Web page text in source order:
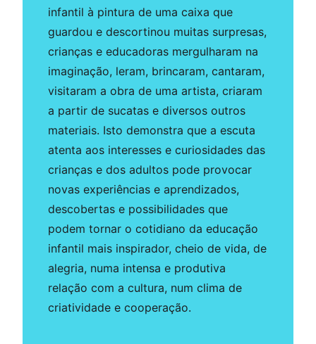
infantil à pintura de uma caixa que
guardou e descortinou muitas surpresas,
crianças e educadoras mergulharam na
imaginação, leram, brincaram, cantaram,
visitaram a obra de uma artista, criaram
a partir de sucatas e diversos outros
materiais. Isto demonstra que a escuta
atenta aos interesses e curiosidades das
crianças e dos adultos pode provocar
novas experiências e aprendizados,
descobertas e possibilidades que
podem tornar o cotidiano da educação
infantil mais inspirador, cheio de vida, de
alegria, numa intensa e produtiva
relação com a cultura, num clima de
criatividade e cooperação.